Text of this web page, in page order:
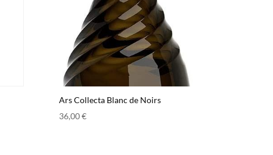
Ars Collecta Blanc de Noirs
36,00€